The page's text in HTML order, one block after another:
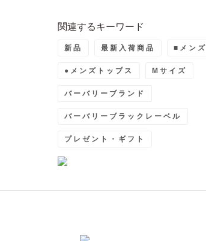
関連するキーワード
新品 最新入荷商品 ■メンズ
●メンズトップス Mサイズ
バーバリーブランド
バーバリーブラックレーベル
プレゼント・ギフト